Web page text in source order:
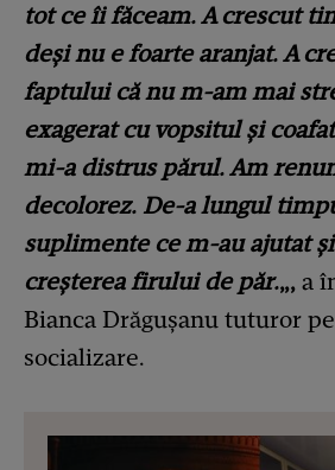
tot ce îi făceam. A crescut
deși nu e foarte aranjat. A
faptului că nu m-am mai
exagerat cu vopsitul și
mi-a distrus părul. Am
decolorez. De-a lungul
suplimente ce m-au ajutat
creșterea firului de păr.„, a
Bianca Drăgușanu tuturor
socializare.